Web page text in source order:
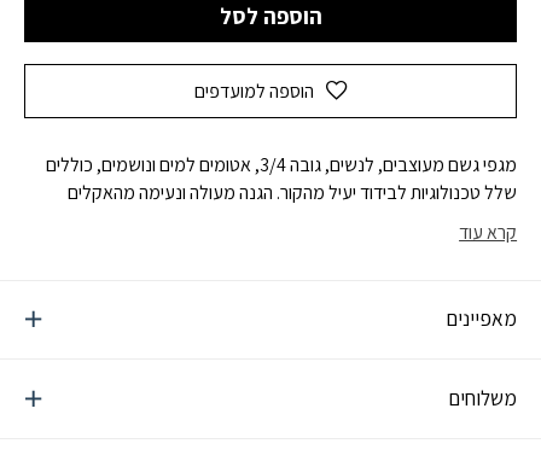
הוספה לסל
הוספה למועדפים
מגפי גשם מעוצבים, לנשים, גובה 3/4, אטומים למים ונושמים, כוללים
שלל טכנולוגיות לבידוד יעיל מהקור. הגנה מעולה ונעימה מהאקלים
קרא עוד
מאפיינים
משלוחים